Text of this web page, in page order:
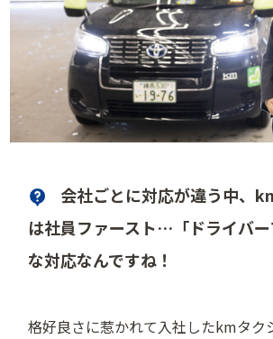
会社ごとに対応が違う中、
は社員ファースト…「ドライバー
な対応なんですね！
格好良さに惹かれて入社したkmタク